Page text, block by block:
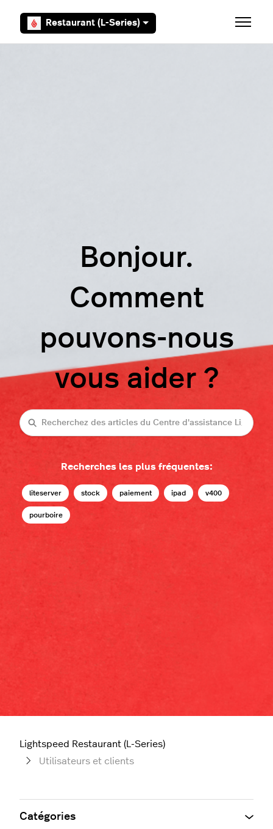
Restaurant (L-Series) Ouvrir/
Bonjour.
Comment
pouvons-nous
vous aider ?
Recherche
Recherches les plus fréquentes:
liteserver stock paiement ipad v400
pourboire
Lightspeed Restaurant (L-Series)
Utilisateurs et clients
Catégories